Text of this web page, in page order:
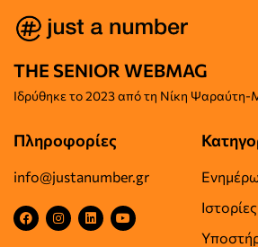
THE SENIOR WEBMAG
Iδρύθηκε το2023 από τη Νίκη Ψαραύτη-
Πληροφορίες
info@justanumber.gr
Ιστορίες